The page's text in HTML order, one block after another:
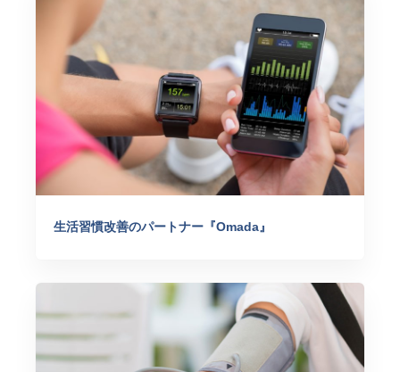
生活習慣改善のパートナー『Omada』